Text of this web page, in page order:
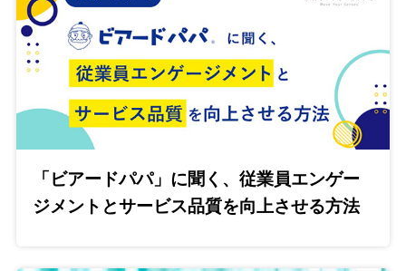
「ビアードパパ」に聞く、従業員エンゲー
ジメントとサービス品質を向上させる方法